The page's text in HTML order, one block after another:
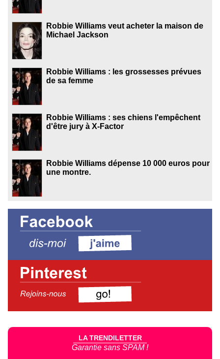
Robbie Williams veut acheter la maison de
Michael Jackson
Robbie Williams : les grossesses prévues
de sa femme
Robbie Williams : ses chiens l'empêchent
d'être jury à X-Factor
Robbie Williams dépense 10 000 euros pour
une montre.
LA TRENDILETTER
Garantie sans SPAM !